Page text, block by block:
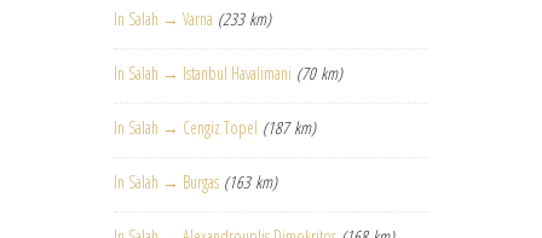
In Salah → Varna (233 km)
In Salah → Istanbul Havalimani (70 km)
In Salah → Cengiz Topel (187 km)
In Salah → Burgas (163 km)